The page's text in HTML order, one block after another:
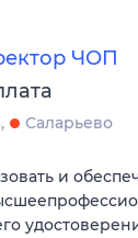
ЧОП
Саларьево
и